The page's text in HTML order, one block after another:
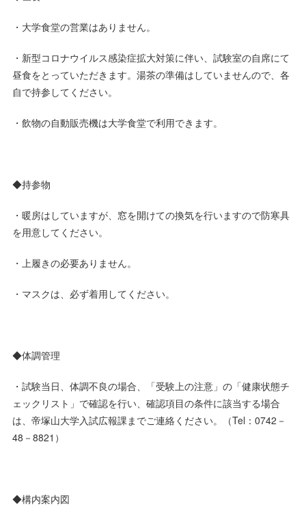
・大学食堂の営業はありません。
・新型コロナウイルス感染症拡大対策に伴い、試験室の自席にて
昼食をとっていただきます。湯茶の準備はしていませんので、各
自で持参してください。
・飲物の自動販売機は大学食堂で利用できます。
◆持参物
・暖房はしていますが、窓を開けての換気を行いますので防寒具
を用意してください。
・上履きの必要ありません。
・マスクは、必ず着用してください。
◆体調管理
・試験当日、体調不良の場合、「受験上の注意」の「健康状態チ
ェックリスト」で確認を行い、確認項目の条件に該当する場合
は、帝塚山大学入試広報課までご連絡ください。（Tel：0742－
48－8821）
◆構内案内図